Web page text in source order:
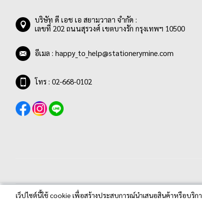
เว็ปไซต์นี้ใช้ cookie เพื่อสร้างประสบการณ์นำเสนอสินค้าหรือบริ
บริษัท ดี เอช เอ สยามวาลา จำกัด :
เลขที่ 202 ถนนสุรวงศ์ เขตบางรัก กรุงเทพฯ 10500
อีเมล : happy_to_help@stationerymine.com
โทร : 02-668-0102